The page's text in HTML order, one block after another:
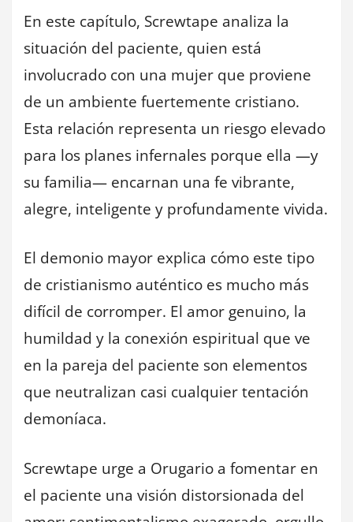
En este capítulo, Screwtape analiza la
situación del paciente, quien está
involucrado con una mujer que proviene
de un ambiente fuertemente cristiano.
Esta relación representa un riesgo elevado
para los planes infernales porque ella —y
su familia— encarnan una fe vibrante,
alegre, inteligente y profundamente vivida.
El demonio mayor explica cómo este tipo
de cristianismo auténtico es mucho más
difícil de corromper. El amor genuino, la
humildad y la conexión espiritual que ve
en la pareja del paciente son elementos
que neutralizan casi cualquier tentación
demoníaca.
Screwtape urge a Orugario a fomentar en
el paciente una visión distorsionada del